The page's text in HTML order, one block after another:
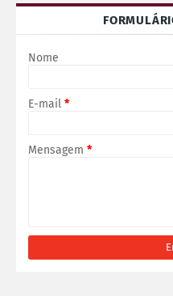
Nome
E-mail *
Mensagem *